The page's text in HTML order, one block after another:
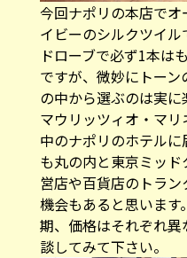
今回ナポリの本店で
イビーのシルクツイ
ドローブで必ず1本は
ですが、微妙にトー
の中から選ぶのは実
マウリッツィオ・マ
中のナポリのホテル
も丸の内と東京ミッ
営店や百貨店のトラ
機会もあると思いま
期、価格はそれぞれ
談してみて下さい。